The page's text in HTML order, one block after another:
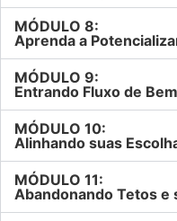
MÓDULO 8:
Aprenda a
MÓDULO 9:
Entrando Fluxo de
MÓDULO 10:
Alinhando suas
MÓDULO 11:
Abandonando Tetos e